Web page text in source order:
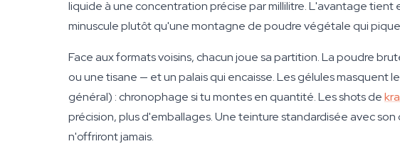
liquide à une concentration précise par millilitre. L'avantage
minuscule plutôt qu'une montagne de poudre végétale qui
Face aux formats voisins, chacun joue sa partition. La poudre
ou une tisane — et un palais qui encaisse. Les gélules
général) : chronophage si tu montes en quantité. Les shots de
précision, plus d'emballages. Une teinture standardisée avec
n'offriront jamais.